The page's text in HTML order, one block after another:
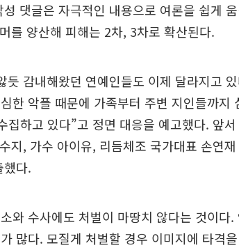
댓글은 자극적인 내용으로 여론을 쉽게
를 양산해 피해는 2차, 3차로 확산된다.
듯 감내해왔던 연예인들도 이제 달라지고
한 악플 때문에 가족부터 주변 지인들까지
집하고 있다”고 정면 대응을 예고했다. 앞서
지, 가수 아이유, 리듬체조 국가대표 손연
했다.
와 수사에도 처벌이 마땅치 않다는 것이다.
많다. 모질게 처벌할 경우 이미지에 타격